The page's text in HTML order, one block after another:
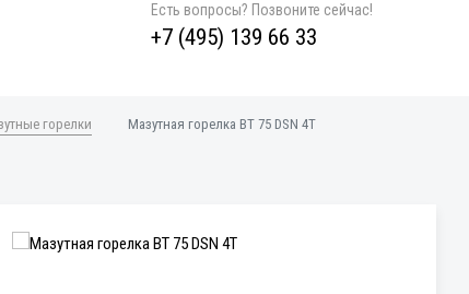
Есть вопросы? Позвоните сейчас!
+7 (495) 139 66 33
горелки Мазутная горелка BT 75 DSN 4T